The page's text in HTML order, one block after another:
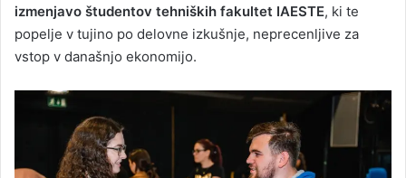
izmenjavo študentov tehniških fakultet IAESTE, ki te
popelje v tujino po delovne izkušnje, neprecenljive za
vstop v današnjo ekonomijo.